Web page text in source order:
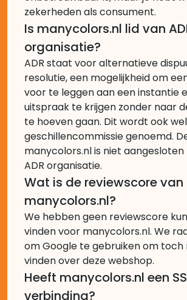
zekerheden als consument.
Is manycolors.nl lid van
organisatie?
ADR staat voor alternatieve
resolutie, een mogelijkheid om
voor te leggen aan een instantie
uitspraak te krijgen zonder naar
te hoeven gaan. Dit wordt ook
geschillencommissie genoemd.
manycolors.nl is niet aangesloten
ADR organisatie.
Wat is de reviewscore van
manycolors.nl?
We hebben geen reviewscore
vinden voor manycolors.nl. We
om Google te gebruiken om toch
vinden over deze webshop.
Heeft manycolors.nl een
verbinding?